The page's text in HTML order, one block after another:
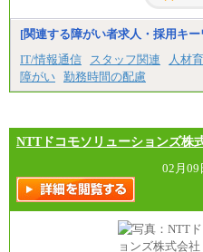
[関連する障がい者求人・採用キ
IT/情報通信
スタッフ関連 人材
障がい 勤務時間の配慮
NTTドコモソリューションズ株
02月